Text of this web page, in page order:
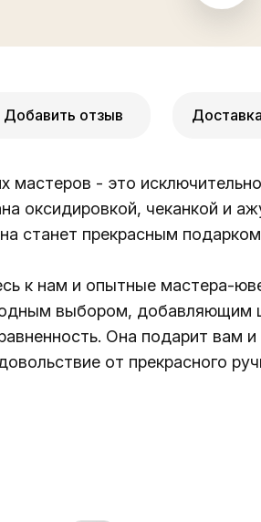
Добавить отзыв
мастеров - это
оксидировкой, чеканкой и
прекрасным
к нам и опытные мастера-
выбором,
Она подарит
от прекрасного